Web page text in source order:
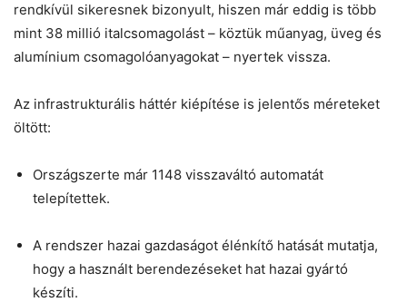
rendkívül sikeresnek bizonyult, hiszen már eddig is több
mint 38 millió italcsomagolást – köztük műanyag, üveg és
alumínium csomagolóanyagokat – nyertek vissza.
Az infrastrukturális háttér kiépítése is jelentős méreteket
öltött:
Országszerte már 1148 visszaváltó automatát
telepítettek.
A rendszer hazai gazdaságot élénkítő hatását mutatja,
hogy a használt berendezéseket hat hazai gyártó
készíti.